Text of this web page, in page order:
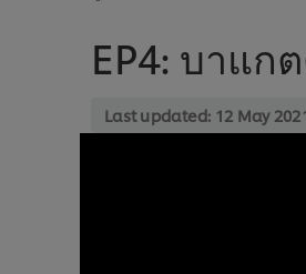
EP4: บาแก
Last updated: 12 May